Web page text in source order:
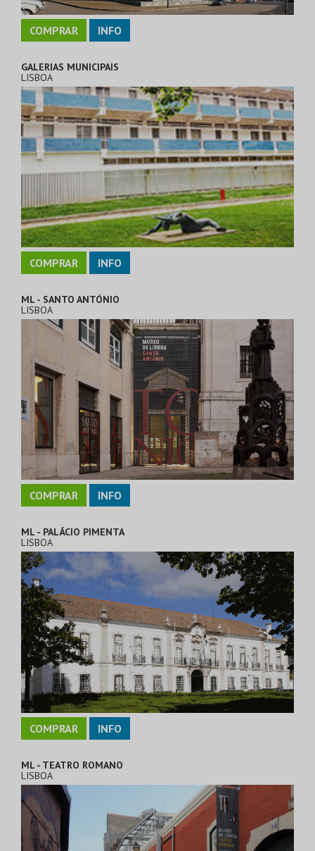
COMPRAR INFO
GALERIAS MUNICIPAIS
LISBOA
COMPRAR INFO
ML - SANTO ANTÓNIO
LISBOA
COMPRAR INFO
ML - PALÁCIO PIMENTA
LISBOA
COMPRAR INFO
ML - TEATRO ROMANO
LISBOA